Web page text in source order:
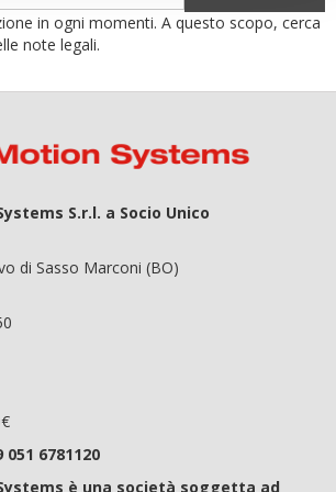
in ogni momenti. A questo scopo, cerca
note legali.
S.r.l. a Socio Unico
di Sasso Marconi (BO)
051 6781120
è una società soggetta ad